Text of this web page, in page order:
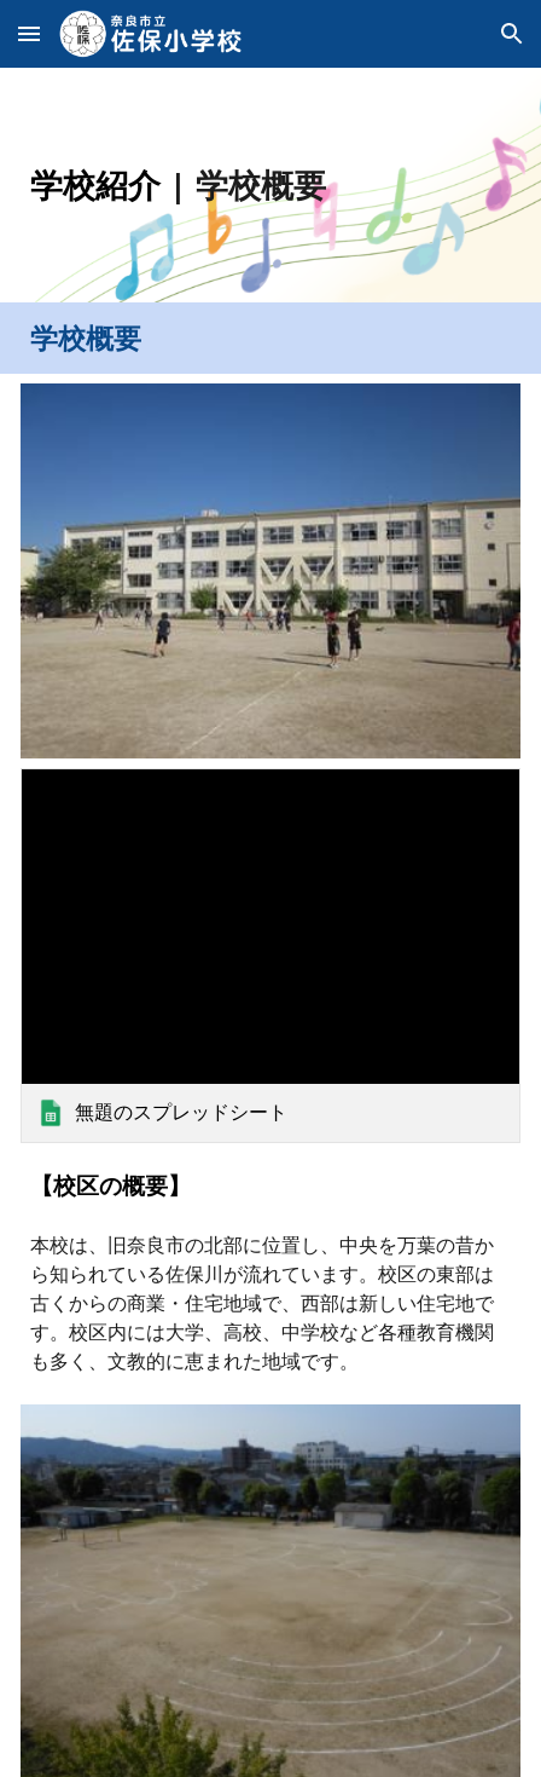
Skip to main content Skip to navigation
学校紹介| 学校概要
学校概要
無題のスプレッドシート
【校区の概要】
本校は、旧奈良市の北部に位置し、中央を万葉の昔か
ら知られている佐保川が流れています。校区の東部は
古くからの商業・住宅地域で、西部は新しい住宅地で
す。校区内には大学、高校、中学校など各種教育機関
も多く、文教的に恵まれた地域です。